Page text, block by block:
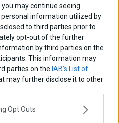
may continue seeing
information utilized by
to third parties prior to
opt-out of the further
by third parties on the
This information may
parties on the IAB’s List of
may further disclose it to other
Opt Outs